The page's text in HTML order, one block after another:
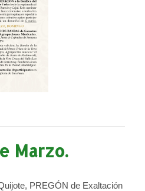
Marzo.
PREGÓN de Exaltación